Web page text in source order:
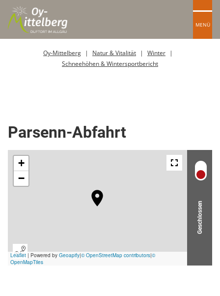
MENÜ
Oy-Mittelberg Natur & Vitalität
Winter
Schneehöhen & Wintersportbericht
Parsenn-Abfahrt
Geschlossen